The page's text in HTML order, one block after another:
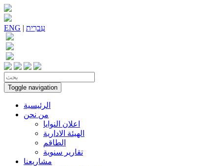
ENG | עִברִית
Toggle navigation
الرئيسية
من نحن
اعلان النوايا
الهيئة الادارية
الطاقم
تقارير سنوية
مشاريعنا